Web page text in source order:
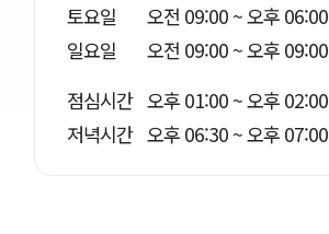
토요일
오전 09:00 ~ 오후 06:00
일요일
오전 09:00 ~ 오후 09:00
점심시간 오후 01:00 ~ 오후 02:00
저녁시간 오후 06:30 ~ 오후 07:00